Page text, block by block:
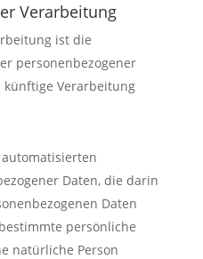
Verarbeitung
ist die
personenbezogener
künftige Verarbeitung
Daten, die darin
Daten
persönliche
natürliche Person